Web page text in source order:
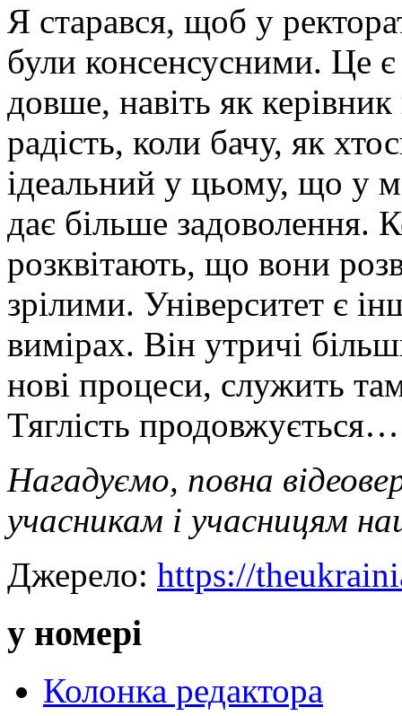
Я старався, щоб у
були консенсусними. Це
довше, навіть як
радість, коли бачу, як
ідеальний у цьому, що у
дає більше
розквітають, що вони
зрілими. Університет є
вимірах. Він утричі
нові процеси, служить
Тяглість продовжується…
Нагадуємо, повна
учасникам і учасницям
Джерело: https://
у номері
Колонка редактора